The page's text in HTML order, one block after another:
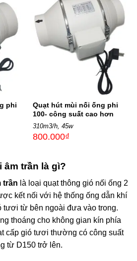
phi
Quạt hút mùi nối ống phi
100- công suất cao hơn
310m3/h, 45w
800.000₫
trần là gì?
trần là loại quạt thông gió nối ống 2
kết nối với hệ thống ống dẫn khí
tươi từ bên ngoài đưa vào trong.
thoáng cho không gian kín phía
cấp gió tươi thường có công suất
từ D150 trở lên.